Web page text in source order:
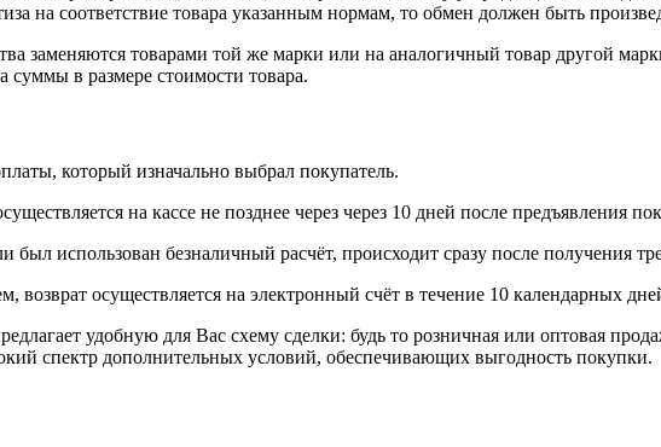
на соответствие товара указанным нормам, то обмен должен быть
заменяются товарами той же марки или на аналогичный товар другой
суммы в размере стоимости товара.
который изначально выбрал покупатель.
на кассе не позднее через через 10 дней после предъявления
был использован безналичный расчёт, происходит сразу после получения
осуществляется на электронный счёт в течение 10 календарных
удобную для Вас схему сделки: будь то розничная или оптовая
спектр дополнительных условий, обеспечивающих выгодность покупки.